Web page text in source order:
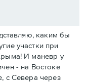
каким бы
участки при
И маневр у
- на Востоке
с Севера через